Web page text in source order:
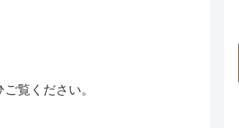
覧ください。